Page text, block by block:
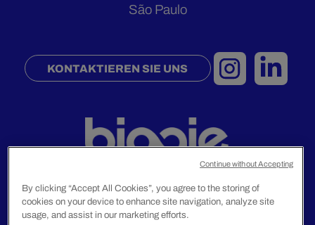
São Paulo
KONTAKTIEREN SIE UNS
Rechtliche Hinweise
By clicking “Accept All Cookies”, you agree to the storing of
cookies on your device to enhance site navigation, analyze site
usage, and assist in our marketing efforts.
Continue without Accepting